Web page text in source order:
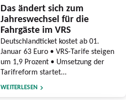
Das ändert sich zum
Jahreswechsel für die
Fahrgäste im VRS
Deutschlandticket kostet ab 01.
Januar 63 Euro • VRS-Tarife steigen
um 1,9 Prozent • Umsetzung der
Tarifreform startet...
WEITERLESEN